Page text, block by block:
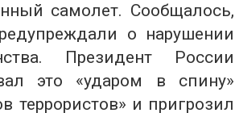
самолет. Сообщалось,
о нарушении
Президент России
это «ударом в спину»
террористов» и пригрозил